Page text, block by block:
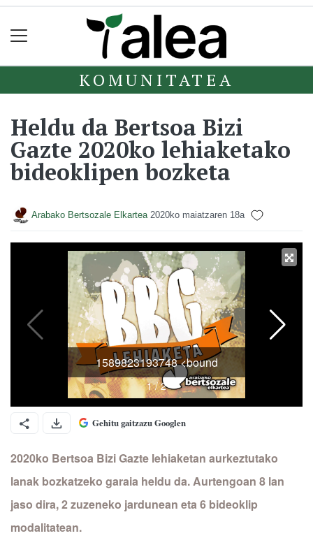
KOMUNITATEA
Heldu da Bertsoa Bizi
Gazte 2020ko lehiaketako
bideoklipen bozketa
Arabako Bertsozale Elkartea 2020ko maiatzaren 18a
Gehitu gaitzazu Googlen
2020ko Bertsoa Bizi Gazte lehiaketan aurkeztutako
lanak bozkatzeko garaia heldu da. Aurtengoan 8 lan
jaso dira, 2 zuzeneko jardunean eta 6 bideoklip
modalitatean.